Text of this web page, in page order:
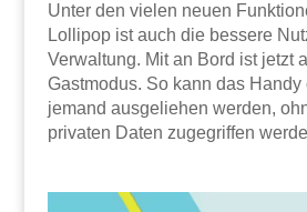
Unter den vielen neuen
Lollipop ist auch die bessere
Verwaltung. Mit an Bord ist jetzt
Gastmodus. So kann das Handy
jemand ausgeliehen werden,
privaten Daten zugegriffen